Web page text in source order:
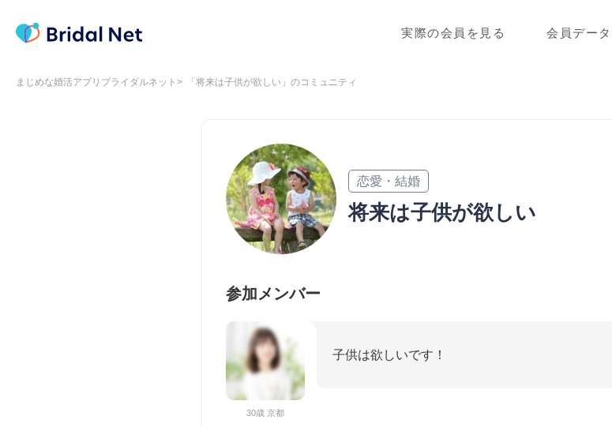
実際の会員を見る 会員データ
まじめな婚活アプリブライダルネット 「将来は子供が欲しい」のコミュニティ
恋愛・結婚
将来は子供が欲しい
参加メンバー
30歳 京都
子供は欲しいです！